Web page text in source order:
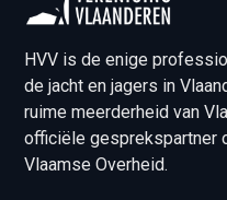
HVV is de enige
de jacht en jagers in
ruime meerderheid van
officiële gesprekspartner
Vlaamse Overheid.